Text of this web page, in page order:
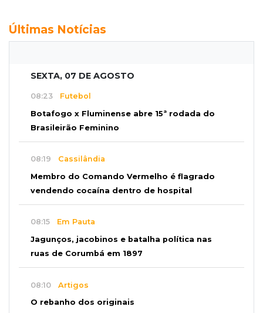
Últimas Notícias
SEXTA, 07 DE AGOSTO
08:23 Futebol
Botafogo x Fluminense abre 15ª rodada do
Brasileirão Feminino
08:19 Cassilândia
Membro do Comando Vermelho é flagrado
vendendo cocaína dentro de hospital
08:15 Em Pauta
Jagunços, jacobinos e batalha política nas
ruas de Corumbá em 1897
08:10 Artigos
O rebanho dos originais